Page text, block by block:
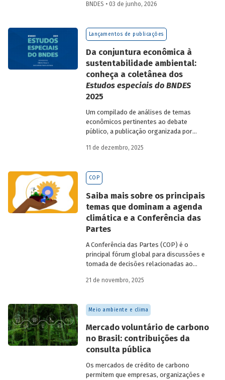
sua prestação de contas. O documento
principais resultados, os impactos de sua
atuação no ano, e mostra como o BNDES
consistente e sólida, mesmo diante de
cenários desafiadores.
BNDES • 03 de junho, 2026
Lançamentos de publicações
Da conjuntura econômica à
sustentabilidade ambiental:
conheça a coletânea dos
Estudos especiais do BNDES
2025
Um compilado de análises de temas
econômicos pertinentes ao debate
público, a publicação organizada por
Souza, economistas do BNDES, reúne 25
BNDES
11 de dezembro, 2025
COP
Saiba mais sobre os principais
temas que dominam a agenda
climática e a Conferência das
Partes
A Conferência das Partes (COP) é o
principal fórum global para discussões e
tomada de decisões relacionadas ao
em vista a urgência cada vez maior do
as discussões das mesas de negociações
saiam do discurso e resultem em
compromissos, planos de ações e metas,
com prazos e recursos definidos.
21 de novembro, 2025
Meio ambiente e clima
Mercado voluntário de carbono
no Brasil: contribuições da
consulta pública
Os mercados de crédito de carbono
permitem que empresas, organizações e